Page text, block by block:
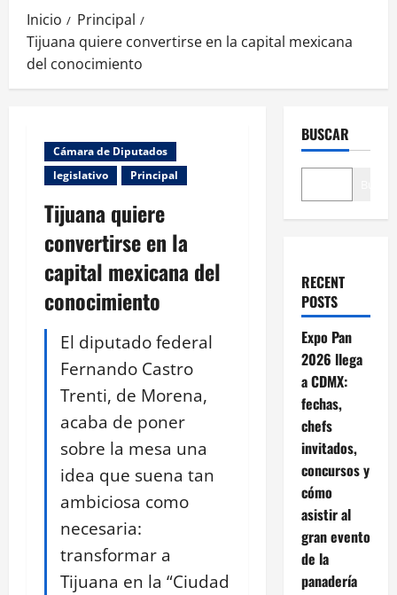
Inicio
Principal
Tijuana quiere convertirse en la capital mexicana
del conocimiento
Cámara de Diputados
legislativo
Principal
Tijuana quiere
convertirse en la
capital mexicana del
conocimiento
El diputado federal
Fernando Castro
Trenti, de Morena,
acaba de poner
sobre la mesa una
idea que suena tan
ambiciosa como
necesaria:
transformar a
Tijuana en la “Ciudad
BUSCAR
RECENT
POSTS
Expo Pan
2026 llega
a CDMX:
fechas,
chefs
invitados,
concursos y
cómo
asistir al
gran evento
de la
panadería